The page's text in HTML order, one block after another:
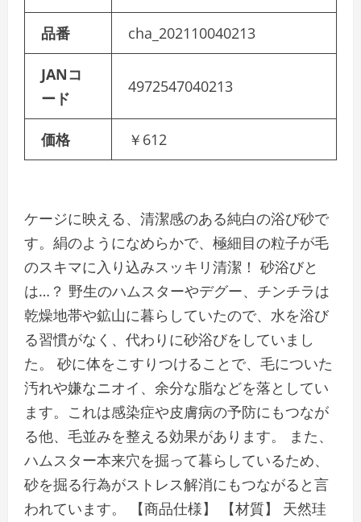
品番 cha_202110040213
JANコ
ード
4972547040213
価格 ￥612
ケージに映える、清潔感のある純白の浴び砂で
す。絹のようになめらかで、極細目の粒子が毛
のスキマに入り込みスッキリ清潔！ 砂浴びと
は…？ 野生のハムスターやデグー、チンチラは
乾燥地帯や鉱山に暮らしていたので、水を浴び
る習慣がなく、代わりに砂浴びをしていまし
た。 砂に体をこすりつけることで、毛についた
汚れや嫌なニオイ、余分な脂などを落としてい
ます。これは感染症や皮膚病の予防にもつなが
る他、毛並みを整える効果があります。 また、
ハムスター本来穴を掘って暮らしているため、
砂を掘る行為がストレス解消にもつながると言
われています。 【商品仕様】 【材質】 天然珪